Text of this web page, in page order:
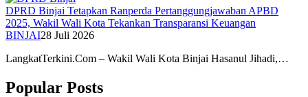
DPRD Binjai Tetapkan Ranperda Pertanggungjawaban APBD
2025, Wakil Wali Kota Tekankan Transparansi Keuangan
BINJAI28 Juli 2026
LangkatTerkini.Com – Wakil Wali Kota Binjai Hasanul Jihadi,…
Popular Posts